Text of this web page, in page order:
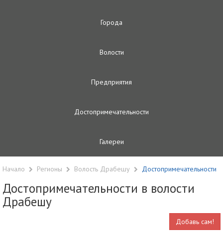
Городa
Волости
Предприятия
Достопримечательности
Галереи
Начало Регионы Волость Драбешу Достопримечательности
Достопримечательности в волости
Драбешу
Добавь сам!